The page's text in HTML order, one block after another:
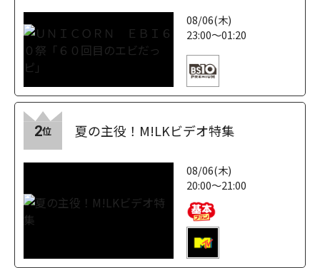
08/06(木)
23:00～01:20
2位 夏の主役！M!LKビデオ特集
08/06(木)
20:00～21:00